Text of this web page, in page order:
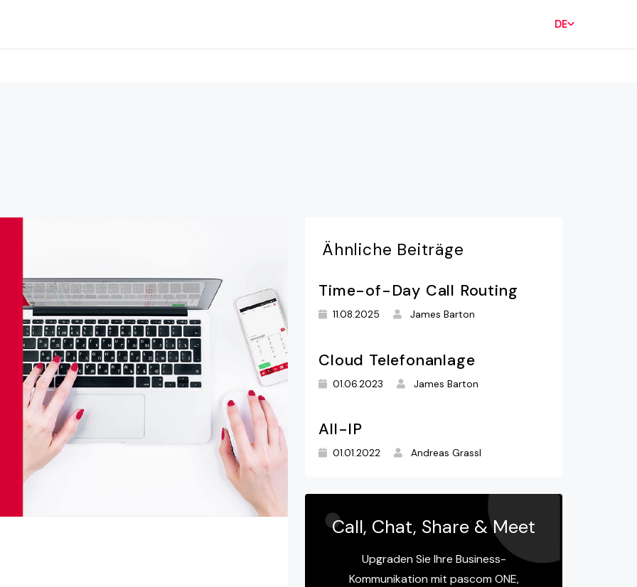
DE
Ähnliche Beiträge
Time-of-Day Call Routing
11.08.2025 James Barton
Cloud Telefonanlage
01.06.2023 James Barton
All-IP
01.01.2022 Andreas Grassl
Call, Chat, Share & Meet
Upgraden Sie Ihre Business-
Kommunikation mit pascom ONE,